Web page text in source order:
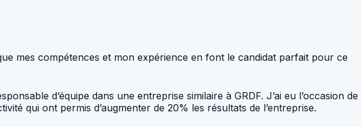
mes compétences et mon expérience en font le candidat parfait pour ce
d’équipe dans une entreprise similaire à GRDF. J’ai eu l’occasion de
qui ont permis d’augmenter de 20% les résultats de l’entreprise.